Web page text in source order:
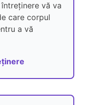
vă va
care corpul
a vă